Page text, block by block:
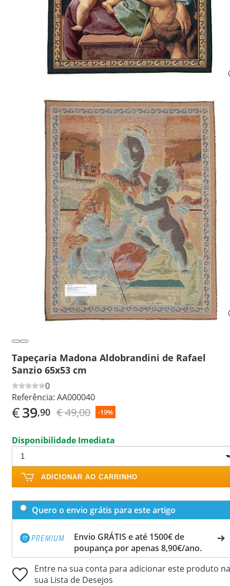
Tapeçaria Madona Aldobrandini de Rafael
Sanzio 65x53 cm
0
Referência: AA000040
€39,90 € 49,00 -19%
Disponibilidade Imediata
ADICIONAR AO CARRINHO
Quero o envio grátis para este artigo
Envio GRÁTIS e até 1500€ de
poupança por apenas 8,90€/ano.
Entre na sua conta para adicionar este produto na
sua Lista de Desejos